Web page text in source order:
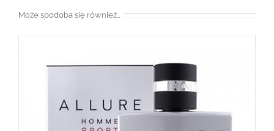
Może spodoba się również…